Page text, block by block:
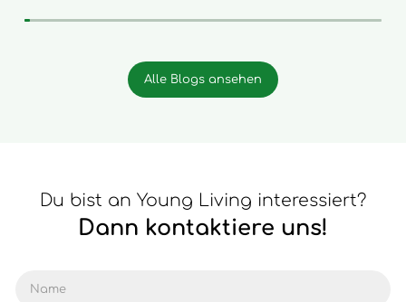
Alle Blogs ansehen
Du bist an Young Living interessiert?
Dann kontaktiere uns!